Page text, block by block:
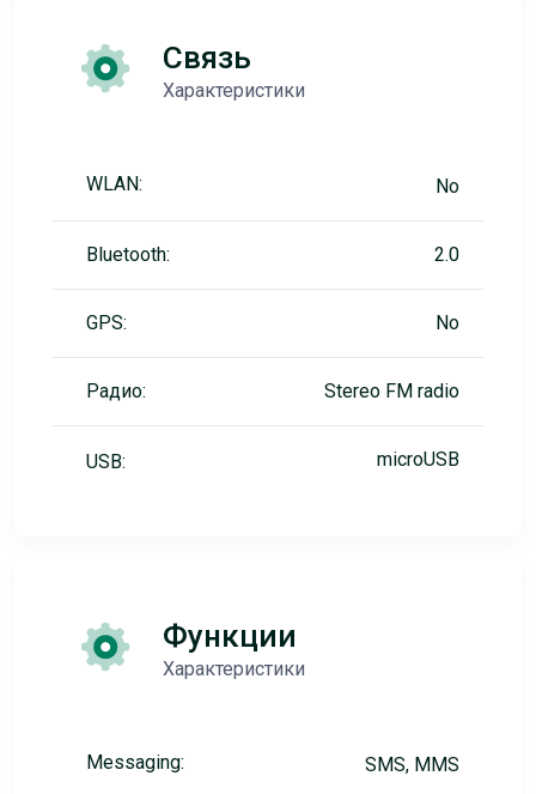
Связь
Характеристики
WLAN: No
Bluetooth: 2.0
GPS: No
Радио: Stereo FM radio
USB: microUSB
Функции
Характеристики
Messaging: SMS, MMS